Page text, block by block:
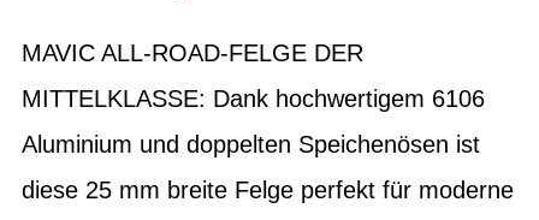
MAVIC ALL-ROAD-FELGE DER
MITTELKLASSE: Dank hochwertigem 6106
Aluminium und doppelten Speichenösen ist
diese 25 mm breite Felge perfekt für moderne